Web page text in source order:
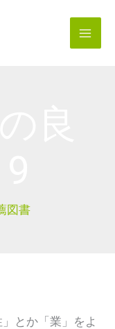
図書
とか「業」をよ